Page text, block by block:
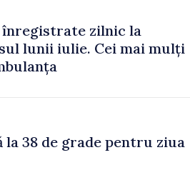
înregistrate zilnic la
lunii iulie. Cei mai mulți
la 38 de grade pentru ziua